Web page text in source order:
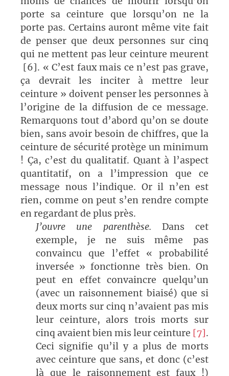
porte sa ceinture que lorsqu’on ne la
porte pas. Certains auront même vite fait
de penser que deux personnes sur cinq
qui ne mettent pas leur ceinture meurent
[6]. « C’est faux mais ce n’est pas grave,
ça devrait les inciter à mettre leur
ceinture » doivent penser les personnes à
l’origine de la diffusion de ce message.
Remarquons tout d’abord qu’on se doute
bien, sans avoir besoin de chiffres, que la
ceinture de sécurité protège un minimum
! Ça, c’est du qualitatif. Quant à l’aspect
quantitatif, on a l’impression que ce
message nous l’indique. Or il n’en est
rien, comme on peut s’en rendre compte
en regardant de plus près.
J’ouvre une parenthèse. Dans cet
exemple, je ne suis même pas
convaincu que l’effet « probabilité
inversée » fonctionne très bien. On
peut en effet convaincre quelqu’un
(avec un raisonnement biaisé) que si
deux morts sur cinq n’avaient pas mis
leur ceinture, alors trois morts sur
cinq avaient bien mis leur ceinture [7].
Ceci signifie qu’il y a plus de morts
avec ceinture que sans, et donc (c’est
là que le raisonnement est faux !)